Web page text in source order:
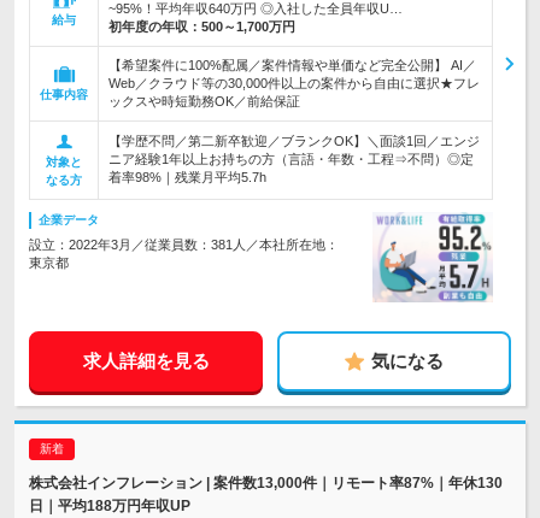
給与
~95%！平均年収640万円 ◎入社した全員年収U…
初年度の年収： 500～1,700万円
仕事内容
【希望案件に100%配属／案件情報や単価など完全公開】 AI／
Web／クラウド等の30,000件以上の案件から自由に選択★フレ
ックスや時短勤務OK／前給保証
対象と
なる方
【学歴不問／第二新卒歓迎／ブランクOK】＼面談1回／エンジ
ニア経験1年以上お持ちの方（言語・年数・工程⇒不問）◎定
着率98%｜残業月平均5.7h
企業データ
設立：2022年3月／従業員数：381人／本社所在地：
東京都
求人詳細を見る 気になる
株式会社インフレーション | 案件数13,000件｜リモート率87%｜年休130
日｜平均188万円年収UP